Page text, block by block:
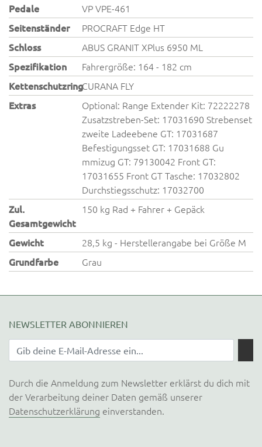
Pedale
VP VPE-461
Seitenständer
PROCRAFT Edge HT
Schloss
ABUS GRANIT XPlus 6950 ML
Spezifikation
Fahrergröße: 164 - 182 cm
KettenschutzringCURANA FLY
Extras
Optional: Range Extender Kit: 72222278
Zusatzstreben-Set: 17031690 Strebenset
zweite Ladeebene GT: 17031687
Befestigungsset GT: 17031688 Gu
mmizug GT: 79130042 Front GT:
17031655 Front GT Tasche: 17032802
Durchstiegsschutz: 17032700
Zul.
Gesamtgewicht
150 kg Rad + Fahrer + Gepäck
Gewicht
28,5 kg - Herstellerangabe bei Größe M
Grundfarbe
Grau
NEWSLETTER ABONNIEREN
Durch die Anmeldung zum Newsletter erklärst du dich mit
der Verarbeitung deiner Daten gemäß unserer
Datenschutzerklärung einverstanden.